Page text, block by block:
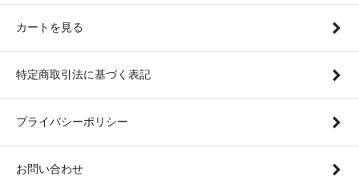
カートを見る
特定商取引法に基づく表記
プライバシーポリシー
お問い合わせ